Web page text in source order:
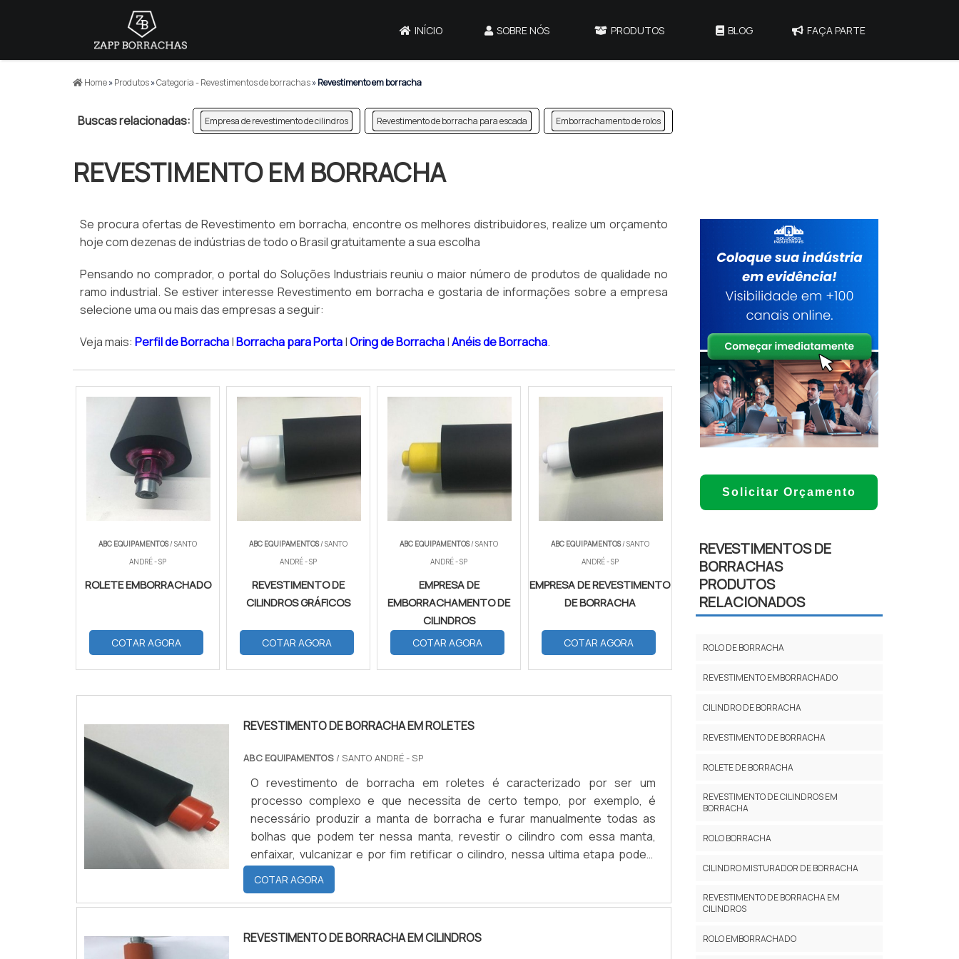
INÍCIO SOBRE NÓS PRODUTOS BLOG FAÇA PARTE
Home»Produtos»Categoria - Revestimentos de borrachas»Revestimento em borracha
Buscas relacionadas: Empresa de revestimento de cilindros Revestimento de borracha para escada Emborrachamento de rolos
REVESTIMENTO EM BORRACHA
Se procura ofertas de Revestimento em borracha, encontre os melhores distribuidores, realize um orçamento
hoje com dezenas de indústrias de todo o Brasil gratuitamente a sua escolha
Pensando no comprador, o portal do Soluções Industriais reuniu o maior número de produtos de qualidade no
ramo industrial. Se estiver interesse Revestimento em borracha e gostaria de informações sobre a empresa
selecione uma ou mais das empresas a seguir:
Veja mais: Perfil de Borracha|Borracha para Porta|Oring de Borracha|Anéis de Borracha.
ABC EQUIPAMENTOS/ SANTO
ANDRÉ - SP
ROLETE EMBORRACHADO
COTAR AGORA
ABC EQUIPAMENTOS/ SANTO
ANDRÉ - SP
REVESTIMENTO DE
CILINDROS GRÁFICOS
COTAR AGORA
ABC EQUIPAMENTOS/ SANTO
ANDRÉ - SP
EMPRESA DE
EMBORRACHAMENTO DE
CILINDROS
COTAR AGORA
ABC EQUIPAMENTOS/ SANTO
ANDRÉ - SP
EMPRESA DE REVESTIMENTO
DE BORRACHA
COTAR AGORA
REVESTIMENTO DE BORRACHA EM ROLETES
ABC EQUIPAMENTOS / SANTO ANDRÉ - SP
O revestimento de borracha em roletes é caracterizado por ser um
processo complexo e que necessita de certo tempo, por exemplo, é
necessário produzir a manta de borracha e furar manualmente todas as
bolhas que podem ter nessa manta, revestir o cilindro com essa manta,
enfaixar, vulcanizar e por fim retificar o cilindro, nessa ultima etapa podem
aparecer alguns defeitos como buracos e marcas, e quando constatados
reiniciamos o processo.VEJA QUAIS SÃO OS TIPOS DE ELASTÔMEROS PARA
REVESTIMENTOCaso o cliente constate algum defeito que pode aparecer
considerado um defeito de fabricação, enviamos uma nova peça para troca.
COTAR AGORA
REVESTIMENTO DE BORRACHA EM CILINDROS
Solicitar Orçamento
REVESTIMENTOS DE
BORRACHAS
PRODUTOS
RELACIONADOS
ROLO DE BORRACHA
REVESTIMENTO EMBORRACHADO
CILINDRO DE BORRACHA
REVESTIMENTO DE BORRACHA
ROLETE DE BORRACHA
REVESTIMENTO DE CILINDROS EM
BORRACHA
ROLO BORRACHA
CILINDRO MISTURADOR DE BORRACHA
REVESTIMENTO DE BORRACHA EM
CILINDROS
ROLO EMBORRACHADO